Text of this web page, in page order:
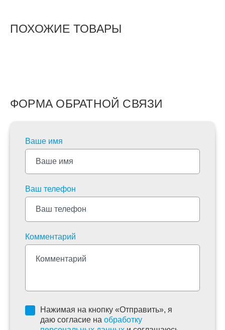
ПОХОЖИЕ ТОВАРЫ
ФОРМА ОБРАТНОЙ СВЯЗИ
Ваше имя
Ваш телефон
Комментарий
Нажимая на кнопку «Отправить», я
даю согласие на обработку